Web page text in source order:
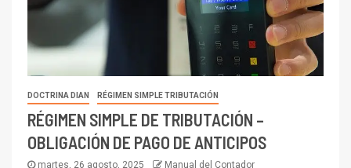
DOCTRINA DIAN RÉGIMEN SIMPLE TRIBUTACIÓN
RÉGIMEN SIMPLE DE TRIBUTACIÓN –
OBLIGACIÓN DE PAGO DE ANTICIPOS
martes, 26 agosto, 2025 Manual del Contador